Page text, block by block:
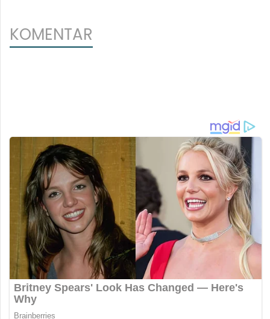
KOMENTAR